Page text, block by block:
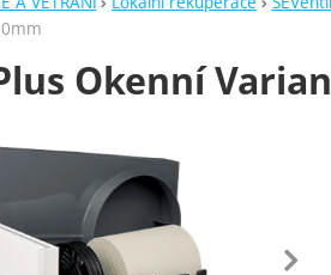
Okenní